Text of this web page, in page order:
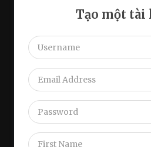
Tạo một tài